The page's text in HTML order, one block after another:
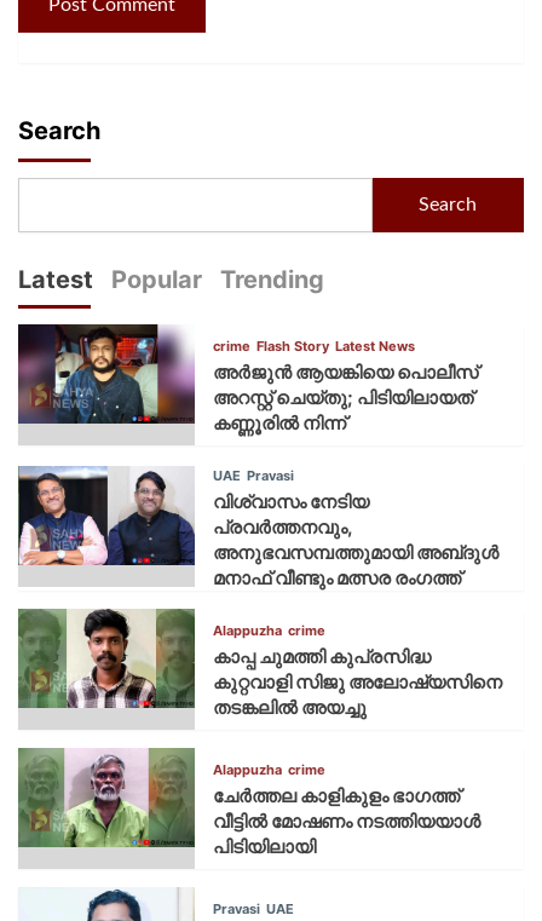
Search
Search
Latest Popular Trending
crime Flash Story Latest News
അർജുൻ ആയങ്കിയെ പൊലീസ്
അറസ്റ്റ് ചെയ്‌തു; പിടിയിലായത്
കണ്ണൂരിൽ നിന്ന്
UAE Pravasi
വിശ്വാസം നേടിയ
പ്രവർത്തനവും,
അനുഭവസമ്പത്തുമായി അബ്‌ദുൾ
മനാഫ് വീണ്ടും മത്സര രംഗത്ത്
Alappuzha crime
കാപ്പ ചുമത്തി കുപ്രസിദ്ധ
കുറ്റവാളി സിജു അലോഷ്യസിനെ
തടങ്കലിൽ അയച്ചു
Alappuzha crime
ചേർത്തല കാളികുളം ഭാഗത്ത്
വീട്ടിൽ മോഷണം നടത്തിയയാൾ
പിടിയിലായി
Pravasi UAE